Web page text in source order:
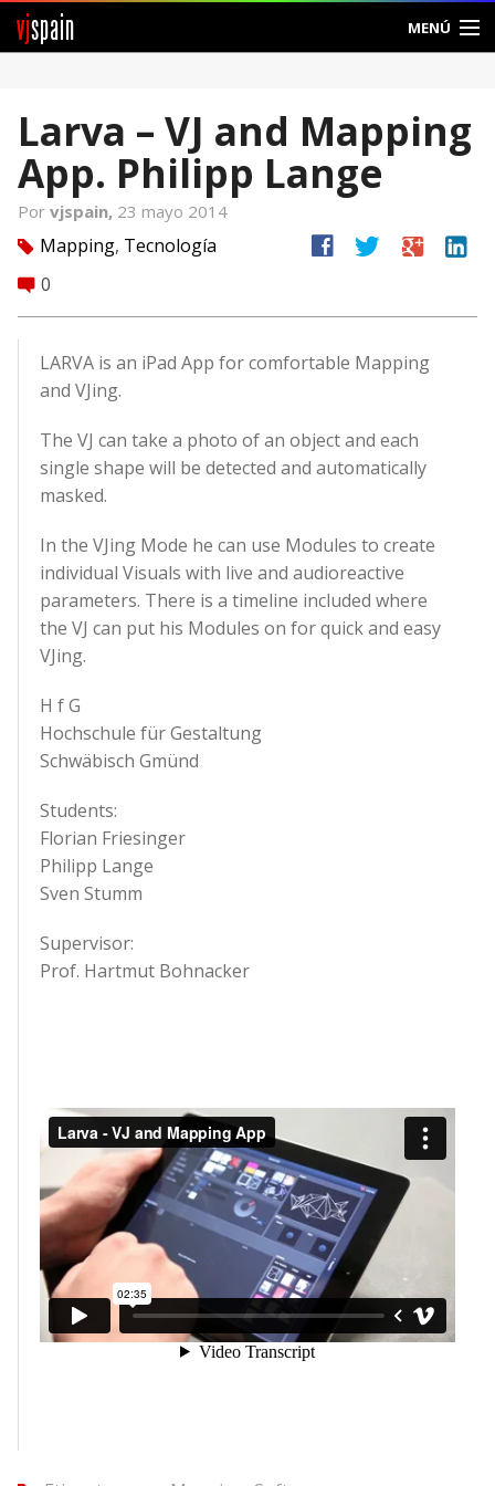
vjspain MENÚ
Foros
Noticias
Vjspain
Ayuda
Contacto
Entrar
Crear Cuenta
Larva – VJ and Mapping
App. Philipp Lange
Por vjspain, 23 mayo 2014
tag Mapping, Tecnología
comment 0
facebook twitter google linkedin
LARVA is an iPad App for comfortable Mapping
and VJing.
The VJ can take a photo of an object and each
single shape will be detected and automatically
masked.
In the VJing Mode he can use Modules to create
individual Visuals with live and audioreactive
parameters. There is a timeline included where
the VJ can put his Modules on for quick and easy
VJing.
H f G
Hochschule für Gestaltung
Schwäbisch Gmünd
Students:
Florian Friesinger
Philipp Lange
Sven Stumm
Supervisor:
Prof. Hartmut Bohnacker